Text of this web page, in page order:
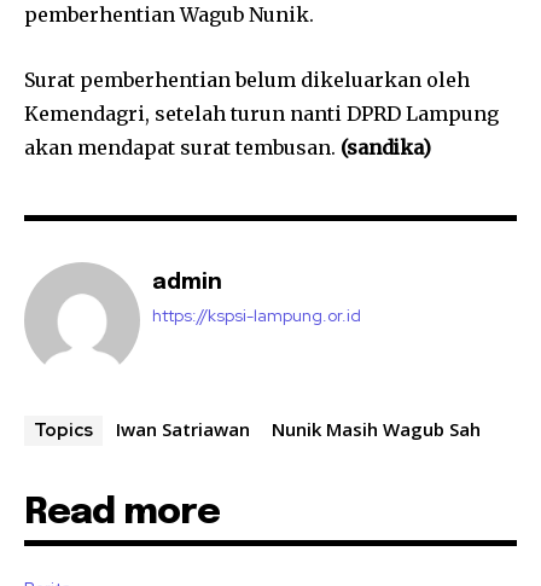
pemberhentian Wagub Nunik.
Surat pemberhentian belum dikeluarkan oleh
Kemendagri, setelah turun nanti DPRD Lampung
akan mendapat surat tembusan. (sandika)
admin
https://kspsi-lampung.or.id
Topics Iwan Satriawan Nunik Masih Wagub Sah
Read more